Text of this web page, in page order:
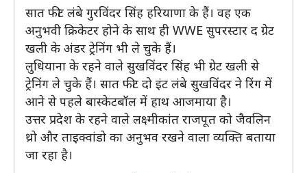
सात फीट लंबे गुरविंदर सिंह हरियाणा के हैं। वह एक
अनुभवी क्रिकेटर होने के साथ ही WWE सुपरस्टार द ग्रेट
खली के अंडर ट्रेनिंग भी ले चुके हैं।
लुधियाना के रहने वाले सुखविंदर सिंह भी ग्रेट खली से
ट्रेनिंग ले चुके हैं। सात फीट दो इंट लंबे सुखविंदर ने रिंग में
आने से पहले बास्केटबॉल में हाथ आजमाया है।
उत्तर प्रदेश के रहने वाले लक्ष्मीकांत राजपूत को जैवलिन
थ्रो और ताइक्वांडो का अनुभव रखने वाला व्यक्ति बताया
जा रहा है।